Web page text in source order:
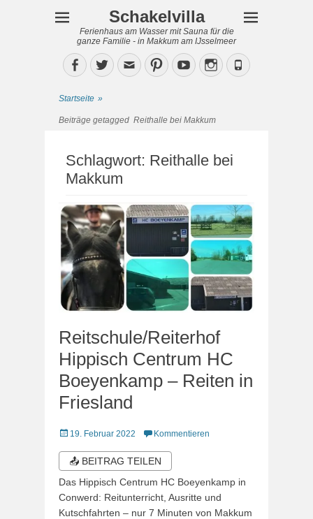
Schakelvilla
Ferienhaus am Wasser mit Sauna für die
ganze Familie - in Makkum am IJsselmeer
Facebook
TwitterEmailPinterestYouTubeInstagram
Phone
Startseite »
Beiträge getagged Reithalle bei Makkum
Schlagwort: Reithalle bei
Makkum
Reitschule/Reiterhof
Hippisch Centrum HC
Boeyenkamp – Reiten in
Friesland
Veröffentlicht
19. Februar 2022 Kommentieren
📤 BEITRAG TEILEN
Das Hippisch Centrum HC Boeyenkamp in
Conwerd: Reitunterricht, Ausritte und
Kutschfahrten – nur 7 Minuten von Makkum